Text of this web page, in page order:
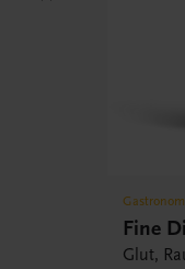
Fine
Glut,